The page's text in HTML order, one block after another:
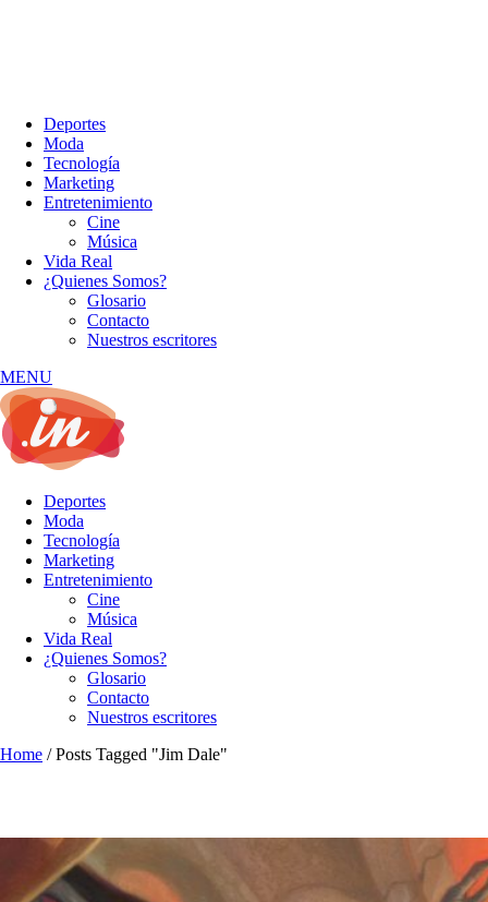
Deportes
Moda
Tecnología
Marketing
Entretenimiento
Cine
Música
Vida Real
¿Quienes Somos?
Glosario
Contacto
Nuestros escritores
MENU
Deportes
Moda
Tecnología
Marketing
Entretenimiento
Cine
Música
Vida Real
¿Quienes Somos?
Glosario
Contacto
Nuestros escritores
Home /Posts Tagged "Jim Dale"